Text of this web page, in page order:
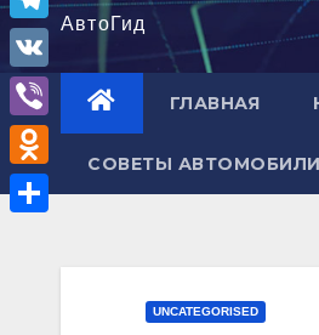
АвтоГид
ГЛАВНАЯ
СОВЕТЫ
UNCATEGORISED
h
a
A
T
e
l
e
g
V
K
V
i
b
O